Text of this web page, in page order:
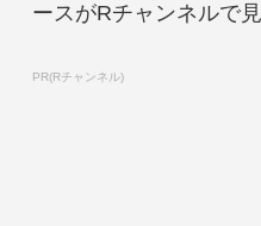
ースがRチャンネルで
PR(Rチャンネル)